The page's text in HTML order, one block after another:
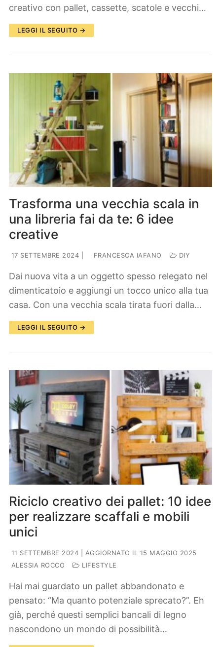
creativo con pallet, cassette, scatole e vecchi…
LEGGI IL SEGUITO →
Trasforma una vecchia scala in
una libreria fai da te: 6 idee
creative
17 SETTEMBRE 2024 FRANCESCA IAFANO DIY
Dai nuova vita a un oggetto spesso relegato nel
dimenticatoio e aggiungi un tocco unico alla tua
casa. Con una vecchia scala tirata fuori dalla…
LEGGI IL SEGUITO →
Riciclo creativo dei pallet: 10 idee
per realizzare scaffali e mobili
unici
11 SETTEMBRE 2024 | AGGIORNATO IL 15 MAGGIO 2025
ALESSIA ROCCO
LIFESTYLE
Hai mai guardato un pallet abbandonato e
pensato: “Ma quanto potenziale sprecato?”. Eh
già, perché questi semplici bancali di legno
nascondono un mondo di possibilità…